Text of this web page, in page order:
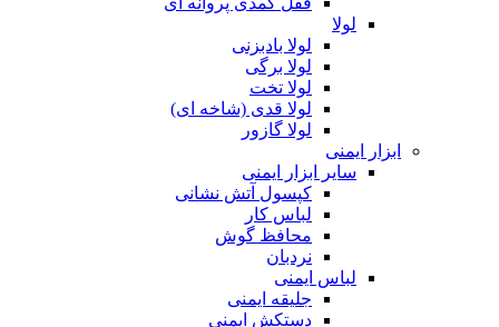
لولا
لولا بادبزنی
لولا برگی
لولا تخت
لولا قدی (شاخه ای)
لولا گازور
ابزار ایمنی
سایر ابزار ایمنی
کپسول آتش نشانی
لباس کار
محافظ گوش
نردبان
لباس ایمنی
جلیقه ایمنی
دستکش ایمنی